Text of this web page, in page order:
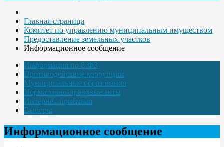
Главная страница
Комитет по управлению муниципальным имуществом
Предоставление земельных участков
Информационное сообщение
Информация по 8-ФЗ
Противодействие коррупции
Муниципальные образования
Нормативно-правовые акты
Интернет-приёмная
Выборы
Информационное сообщение